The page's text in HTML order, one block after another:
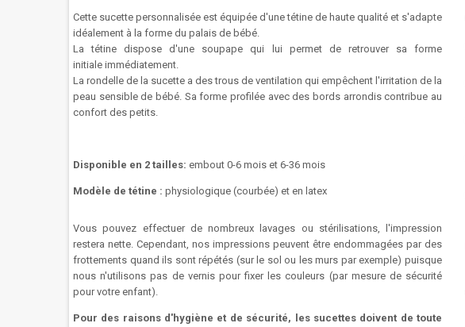
Cette sucette personnalisée est équipée d'une tétine de haute qualité et s'adapte
idéalement à la forme du palais de bébé.
Latétine dispose d'une soupape qui lui permet de retrouver sa
forme
initiale immédiatement.
La rondelle de la sucette a des trous de ventilation qui empêchent l'irritation de la
peau sensible de bébé. Sa forme profilée avec des bords arrondis contribue au
confort des petits.
Disponible en 2 tailles: embout 0-6 mois et 6-36 mois
Modèle de tétine : physiologique (courbée) et en latex
Vous pouvez effectuer de nombreux lavages ou stérilisations, l'impression
restera nette. Cependant, nos impressions peuvent être endommagées par des
frottements quand ils sont répétés (sur le sol ou les murs par exemple) puisque
nous n'utilisons pas de vernis pour fixer les couleurs (par mesure de sécurité
pour votre enfant).
Pour des raisons d'hygiène et de sécurité, les sucettes doivent de toute